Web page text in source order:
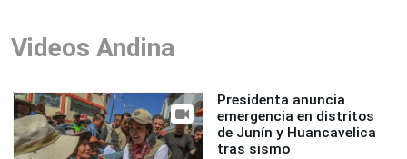
Videos Andina
Presidenta anuncia
emergencia en distritos
de Junín y Huancavelica
tras sismo